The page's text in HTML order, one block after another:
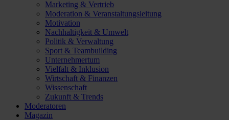
Marketing & Vertrieb
Moderation & Veranstaltungsleitung
Motivation
Nachhaltigkeit & Umwelt
Politik & Verwaltung
Sport & Teambuilding
Unternehmertum
Vielfalt & Inklusion
Wirtschaft & Finanzen
Wissenschaft
Zukunft & Trends
Moderatoren
Magazin